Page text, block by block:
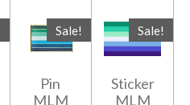
Sale!
Pin
MLM
Sale!
Sticker
MLM